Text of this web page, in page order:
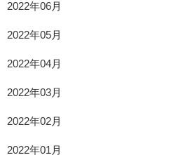
2022年06月
2022年05月
2022年04月
2022年03月
2022年02月
2022年01月